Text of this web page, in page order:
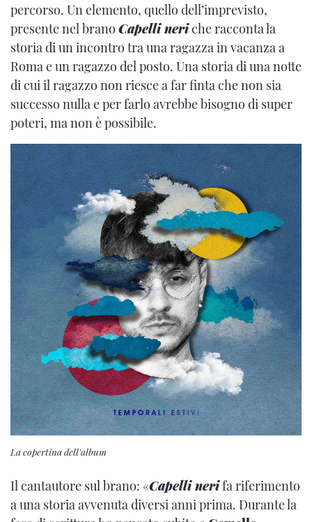
percorso. Un elemento, quello dell’imprevisto,
presente nel brano Capelli neriche racconta la
storia di un incontro tra una ragazza in vacanza a
Roma e un ragazzo del posto. Una storia di una notte
di cui il ragazzo non riesce a far finta che non sia
successo nulla e per farlo avrebbe bisogno di super
poteri, ma non è possibile.
La copertina dell'album
Il cantautore sul brano: «Capelli nerifa riferimento
a una storia avvenuta diversi anni prima. Durante la